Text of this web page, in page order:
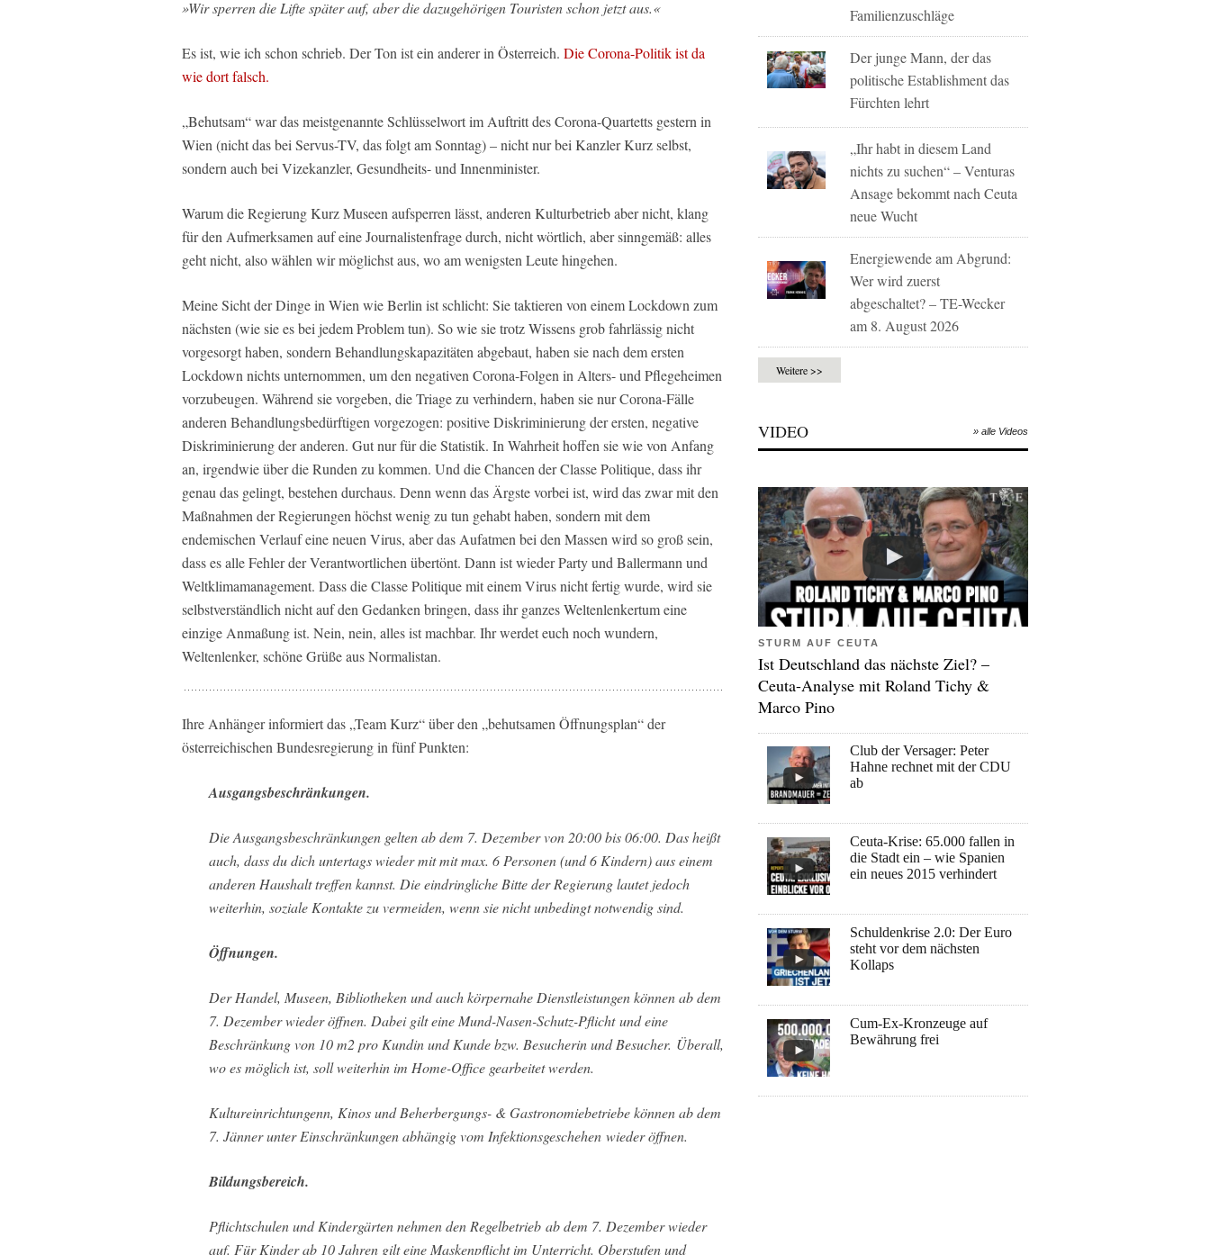
»Wir sperren die Lifte später auf, aber die dazugehörigen Touristen schon jetzt aus.«
Es ist, wie ich schon schrieb. Der Ton ist ein anderer in Österreich. Die Corona-Politik ist da
wie dort falsch.
„Behutsam“ war das meistgenannte Schlüsselwort im Auftritt des Corona-Quartetts gestern in
Wien (nicht das bei Servus-TV, das folgt am Sonntag) – nicht nur bei Kanzler Kurz selbst,
sondern auch bei Vizekanzler, Gesundheits- und Innenminister.
Warum die Regierung Kurz Museen aufsperren lässt, anderen Kulturbetrieb aber nicht, klang
für den Aufmerksamen auf eine Journalistenfrage durch, nicht wörtlich, aber sinngemäß: alles
geht nicht, also wählen wir möglichst aus, wo am wenigsten Leute hingehen.
Meine Sicht der Dinge in Wien wie Berlin ist schlicht: Sie taktieren von einem Lockdown zum
nächsten (wie sie es bei jedem Problem tun). So wie sie trotz Wissens grob fahrlässig nicht
vorgesorgt haben, sondern Behandlungskapazitäten abgebaut, haben sie nach dem ersten
Lockdown nichts unternommen, um den negativen Corona-Folgen in Alters- und Pflegeheimen
vorzubeugen. Während sie vorgeben, die Triage zu verhindern, haben sie nur Corona-Fälle
anderen Behandlungsbedürftigen vorgezogen: positive Diskriminierung der ersten, negative
Diskriminierung der anderen. Gut nur für die Statistik. In Wahrheit hoffen sie wie von Anfang
an, irgendwie über die Runden zu kommen. Und die Chancen der Classe Politique, dass ihr
genau das gelingt, bestehen durchaus. Denn wenn das Ärgste vorbei ist, wird das zwar mit den
Maßnahmen der Regierungen höchst wenig zu tun gehabt haben, sondern mit dem
endemischen Verlauf eine neuen Virus, aber das Aufatmen bei den Massen wird so groß sein,
dass es alle Fehler der Verantwortlichen übertönt. Dann ist wieder Party und Ballermann und
Weltklimamanagement. Dass die Classe Politique mit einem Virus nicht fertig wurde, wird sie
selbstverständlich nicht auf den Gedanken bringen, dass ihr ganzes Weltenlenkertum eine
einzige Anmaßung ist. Nein, nein, alles ist machbar. Ihr werdet euch noch wundern,
Weltenlenker, schöne Grüße aus Normalistan.
Ihre Anhänger informiert das „Team Kurz“ über den „behutsamen Öffnungsplan“ der
österreichischen Bundesregierung in fünf Punkten:
Ausgangsbeschränkungen.
Die Ausgangsbeschränkungen gelten ab dem 7. Dezember von 20:00 bis 06:00. Das heißt
auch, dass du dich untertags wieder mit mit max. 6 Personen (und 6 Kindern) aus einem
anderen Haushalt treffen kannst. Die eindringliche Bitte der Regierung lautet jedoch
weiterhin, soziale Kontakte zu vermeiden, wenn sie nicht unbedingt notwendig sind.
Öffnungen.
Der Handel, Museen, Bibliotheken und auch körpernahe Dienstleistungen können ab dem
7. Dezember wieder öffnen. Dabei gilt eine Mund-Nasen-Schutz-Pflicht und eine
Beschränkung von 10 m2 pro Kundin und Kunde bzw. Besucherin und Besucher. Überall,
wo es möglich ist, soll weiterhin im Home-Office gearbeitet werden.
Kultureinrichtungenn, Kinos und Beherbergungs- & Gastronomiebetriebe können ab dem
7. Jänner unter Einschränkungen abhängig vom Infektionsgeschehen wieder öffnen.
Bildungsbereich.
Pflichtschulen und Kindergärten nehmen den Regelbetrieb ab dem 7. Dezember wieder
auf. Für Kinder ab 10 Jahren gilt eine Maskenpflicht im Unterricht. Oberstufen und
Familienzuschläge
Der junge Mann, der das
politische Establishment das
Fürchten lehrt
„Ihr habt in diesem Land
nichts zu suchen“ – Venturas
Ansage bekommt nach Ceuta
neue Wucht
Energiewende am Abgrund:
Wer wird zuerst
abgeschaltet? – TE-Wecker
am 8. August 2026
Weitere >>
VIDEO » alle Videos
STURM AUF CEUTA
Ist Deutschland das nächste Ziel? –
Ceuta-Analyse mit Roland Tichy &
Marco Pino
Club der Versager: Peter
Hahne rechnet mit der CDU
ab
Ceuta-Krise: 65.000 fallen in
die Stadt ein – wie Spanien
ein neues 2015 verhindert
Schuldenkrise 2.0: Der Euro
steht vor dem nächsten
Kollaps
Cum-Ex-Kronzeuge auf
Bewährung frei